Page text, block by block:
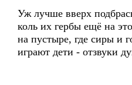
Уж лучше вверх
коль их гербы ещё на
на пустыре, где сиры и
играют дети - отзвуки